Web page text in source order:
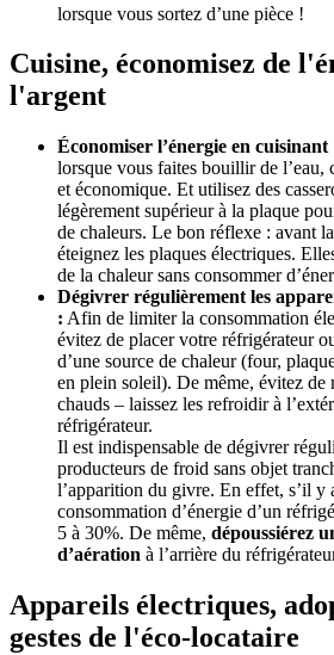
lorsque vous sortez d’une pièce !
Cuisine, économisez de
l'argent
Économiser l’énergie en cuisinant
lorsque vous faites bouillir de l’eau,
et économique. Et utilisez des
légèrement supérieur à la plaque
de chaleurs. Le bon réflexe : avant
éteignez les plaques électriques.
de la chaleur sans consommer
Dégivrer régulièrement les
: Afin de limiter la consommation
évitez de placer votre réfrigérateur
d’une source de chaleur (four,
en plein soleil). De même, évitez de
chauds – laissez les refroidir à
réfrigérateur.
Il est indispensable de dégivrer
producteurs de froid sans objet
l’apparition du givre. En effet, s’il y
consommation d’énergie d’un
5 à 30%. De même, dépoussiérez
d’aération à l’arrière du
Appareils électriques,
gestes de l'éco-locataire